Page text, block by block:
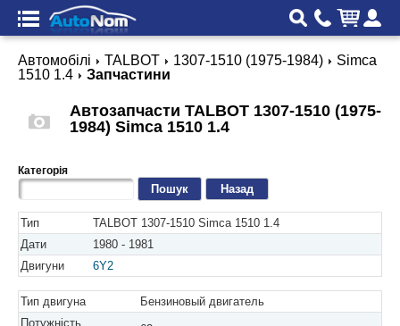
Автомобілі TALBOT 1307-1510 (1975-1984)
Simca
1510 1.4
Запчастини
Автозапчасти TALBOT 1307-1510 (1975-
1984) Simca 1510 1.4
Категорія
Назад
Тип
TALBOT 1307-1510 Simca 1510 1.4
Дати
1980 - 1981
Двигуни
6Y2
Тип двигуна
Бензиновый двигатель
Потужність